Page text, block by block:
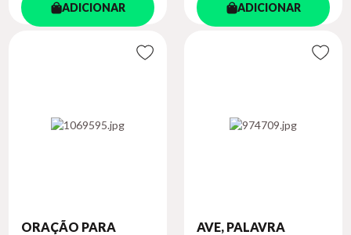
ADICIONAR ADICIONAR
ORAÇÃO PARA
AVE, PALAVRA